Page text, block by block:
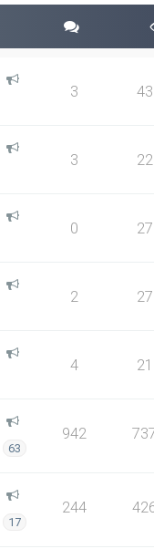
3
3
0
2
4
63
942
17
244